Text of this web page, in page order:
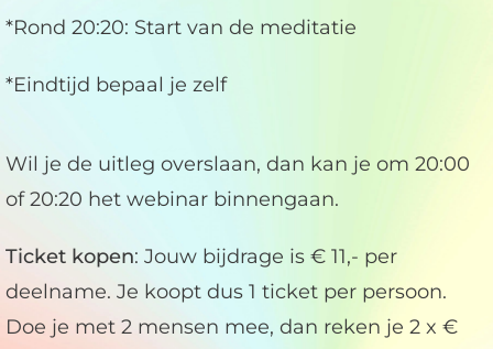
*Rond 20:20: Start van de meditatie
*Eindtijd bepaal je zelf
Wil je de uitleg overslaan, dan kan je om 20:00
of 20:20 het webinar binnengaan.
Ticket kopen: Jouw bijdrage is € 11,- per
deelname. Je koopt dus 1 ticket per persoon.
Doe je met 2 mensen mee, dan reken je 2 x €